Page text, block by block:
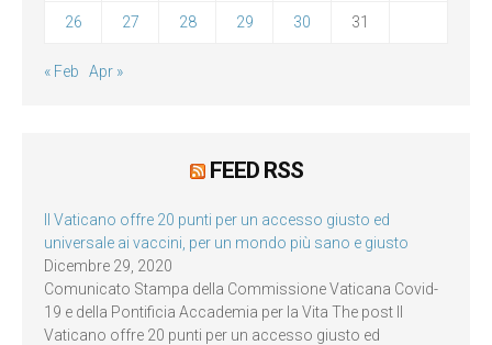
26 27 28 29 30 31
« Feb Apr »
FEED RSS
Il Vaticano offre 20 punti per un accesso giusto ed
universale ai vaccini, per un mondo più sano e giusto
Dicembre 29, 2020
Comunicato Stampa della Commissione Vaticana Covid-
19 e della Pontificia Accademia per la Vita The post Il
Vaticano offre 20 punti per un accesso giusto ed